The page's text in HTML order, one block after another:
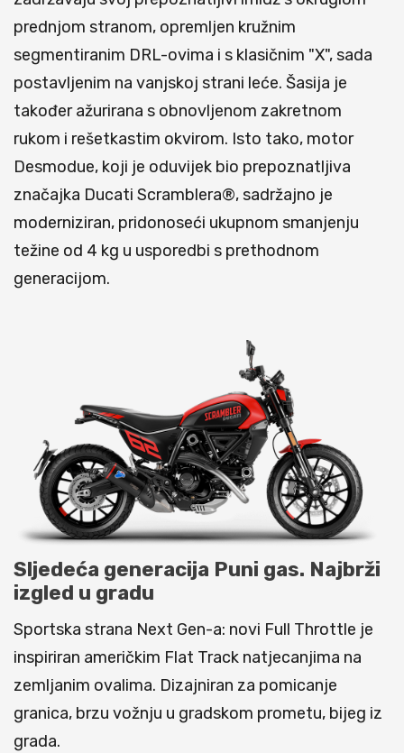
prednjom stranom, opremljen kružnim
segmentiranim DRL-ovima i s klasičnim "X", sada
postavljenim na vanjskoj strani leće. Šasija je
također ažurirana s obnovljenom zakretnom
rukom i rešetkastim okvirom. Isto tako, motor
Desmodue, koji je oduvijek bio prepoznatljiva
značajka Ducati Scramblera®, sadržajno je
moderniziran, pridonoseći ukupnom smanjenju
težine od 4 kg u usporedbi s prethodnom
generacijom.
Sljedeća generacija Puni gas. Najbrži
izgled u gradu
Sportska strana Next Gen-a: novi Full Throttle je
inspiriran američkim Flat Track natjecanjima na
zemljanim ovalima. Dizajniran za pomicanje
granica, brzu vožnju u gradskom prometu, bijeg iz
grada.